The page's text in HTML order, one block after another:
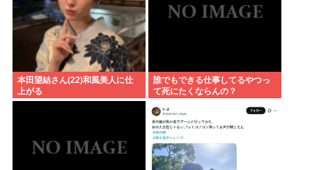
本田望結さん(22)和風美人に仕
上がる
誰でもできる仕事してるやつっ
て死にたくならんの？